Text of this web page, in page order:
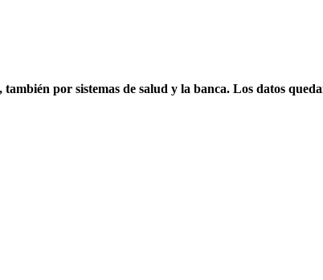
por sistemas de salud y la banca. Los datos